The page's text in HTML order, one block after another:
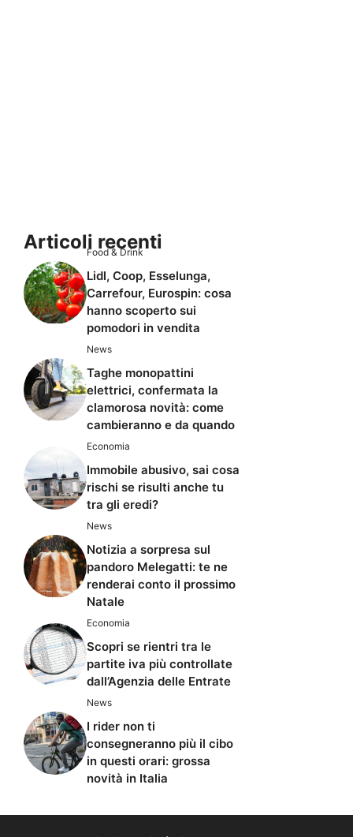
Articoli recenti
Food & Drink
Lidl, Coop, Esselunga,
Carrefour, Eurospin: cosa
hanno scoperto sui
pomodori in vendita
News
Taghe monopattini
elettrici, confermata la
clamorosa novità: come
cambieranno e da quando
Economia
Immobile abusivo, sai cosa
rischi se risulti anche tu
tra gli eredi?
News
Notizia a sorpresa sul
pandoro Melegatti: te ne
renderai conto il prossimo
Natale
Economia
Scopri se rientri tra le
partite iva più controllate
dall’Agenzia delle Entrate
News
I rider non ti
consegneranno più il cibo
in questi orari: grossa
novità in Italia